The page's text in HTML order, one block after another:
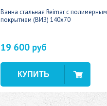
Ванна стальная Reimar с полимерным
покрытием (ВИЗ) 140x70
19 600 руб